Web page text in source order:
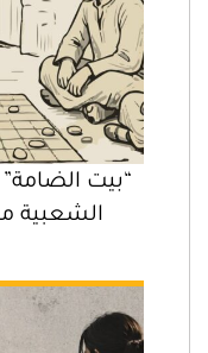
“بيت
الشعبية